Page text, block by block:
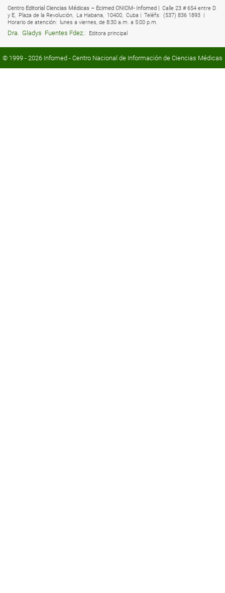
Centro Editorial Ciencias Médicas – Ecimed CNICM- Infomed | Calle 23 # 654 entre D
y E, Plaza de la Revolución, La Habana, 10400, Cuba | Teléfs: (537) 836 1893 |
Horario de atención:
lunes a viernes, de 8:30 a.m. a 5:00 p.m.
Dra. Gladys Fuentes Fdez.: Editora principal
© 1999 - 2026 Infomed - Centro Nacional de Información de Ciencias Médicas